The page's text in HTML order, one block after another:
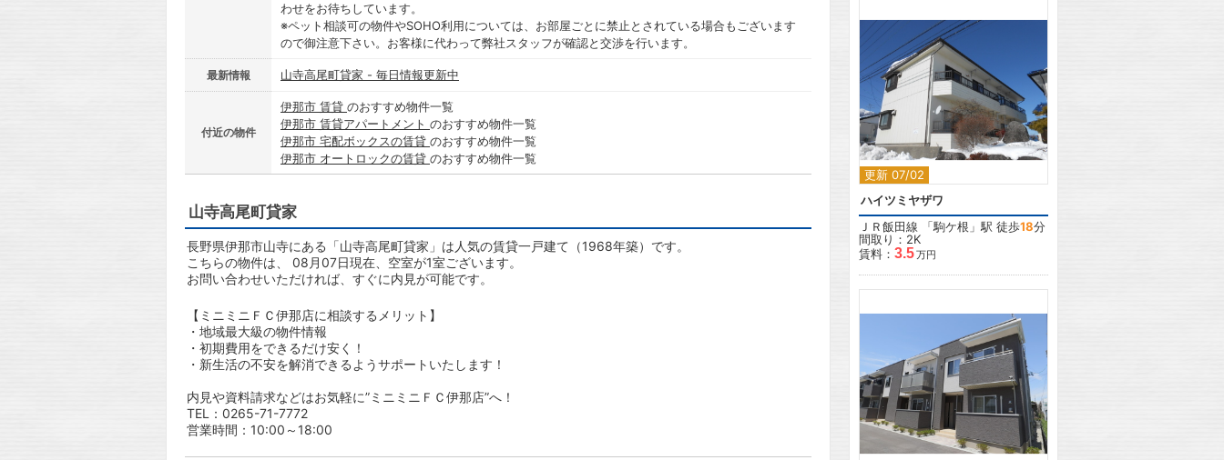
わせをお待ちしています。
※ペット相談可の物件やSOHO利用については、お部屋ごとに禁止とされている場合もございます
ので御注意下さい。お客様に代わって弊社スタッフが確認と交渉を行います。
最新情報 山寺高尾町貸家 - 毎日情報更新中
付近の物件
伊那市 賃貸 のおすすめ物件一覧
伊那市 賃貸アパートメント のおすすめ物件一覧
伊那市 宅配ボックスの賃貸 のおすすめ物件一覧
伊那市 オートロックの賃貸 のおすすめ物件一覧
山寺高尾町貸家
長野県伊那市山寺にある「山寺高尾町貸家」は人気の賃貸一戸建て（1968年築）です。
こちらの物件は、 08月07日現在、空室が1室ございます。
お問い合わせいただければ、すぐに内見が可能です。
【ミニミニＦＣ伊那店に相談するメリット】
・地域最大級の物件情報
・初期費用をできるだけ安く！
・新生活の不安を解消できるようサポートいたします！
内見や資料請求などはお気軽に”ミニミニＦＣ伊那店”へ！
TEL：0265-71-7772
営業時間：10:00～18:00
更新 07/02
ハイツミヤザワ
ＪＲ飯田線 「駒ケ根 」駅 徒歩18分
間取り：2K
賃料： 3.5万円
2